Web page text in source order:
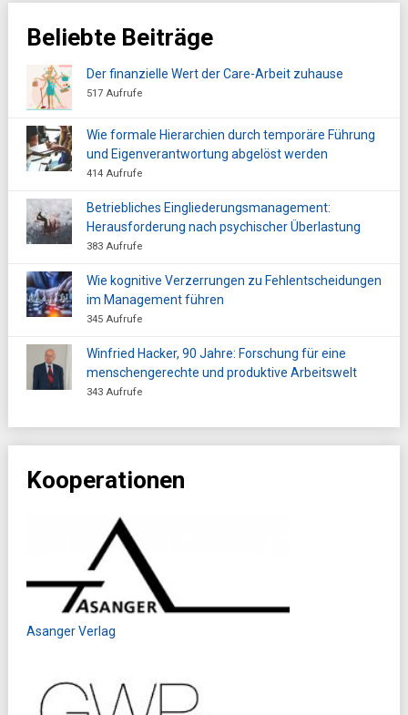
Beliebte Beiträge
Der finanzielle Wert der Care-Arbeit zuhause
517 Aufrufe
Wie formale Hierarchien durch temporäre Führung
und Eigenverantwortung abgelöst werden
414 Aufrufe
Betriebliches Eingliederungsmanagement:
Herausforderung nach psychischer Überlastung
383 Aufrufe
Wie kognitive Verzerrungen zu Fehlentscheidungen
im Management führen
345 Aufrufe
Winfried Hacker, 90 Jahre: Forschung für eine
menschengerechte und produktive Arbeitswelt
343 Aufrufe
Kooperationen
Asanger Verlag